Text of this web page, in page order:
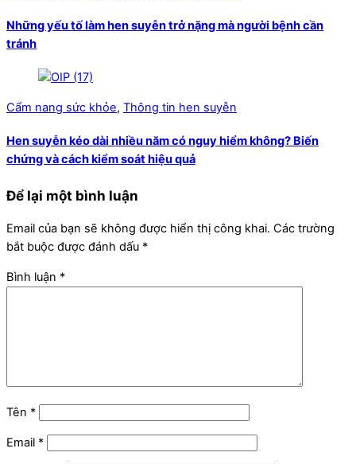
Những yếu tố làm hen suyễn trở nặng mà người bệnh cần
tránh
Cẩm nang sức khỏe, Thông tin hen suyễn
Hen suyễn kéo dài nhiều năm có nguy hiểm không? Biến
chứng và cách kiểm soát hiệu quả
Để lại một bình luận
Email của bạn sẽ không được hiển thị công khai. Các trường
bắt buộc được đánh dấu *
Bình luận *
Tên *
Email *